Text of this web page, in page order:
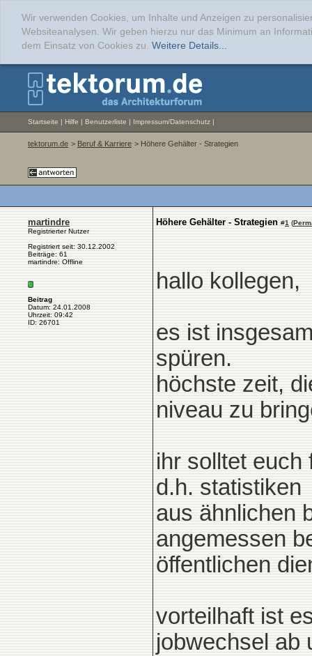
Wir verwenden Cookies, um Inhalte und Anzeigen zu
Websiteanalysen. Wir geben hierzu nur das Minimum an
dem Einsatz von Cookies zu. Weitere Details...
Startseite | Hilfe | Benutzerliste | Impressum/Datenschutz |
tektorum.de > Beruf & Karriere > Höhere Gehälter - Strategien
martindre
Registrierter Nutzer
Registriert seit: 30.12.2002
Beiträge: 61
martindre: Offline
Beitrag
Datum: 24.01.2008
Uhrzeit: 09:42
ID: 26701
Höhere Gehälter - Strategien #1 (
hallo kollegen,
es ist
spüren.
höchste zeit,
niveau zu
ihr solltet euch
d.h. statistiken
aus ähnlichen
angemessen
öffentlichen
vorteilhaft ist
jobwechsel ab